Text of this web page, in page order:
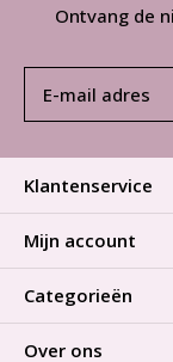
Ontvang de
Klantenservice
Mijn account
Categorieën
Over ons